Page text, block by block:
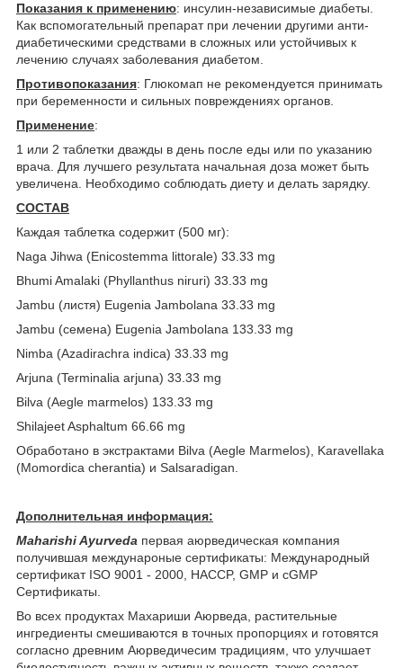
Показания к применению: инсулин-независимые диабеты.
Как вспомогательный препарат при лечении другими анти-
диабетическими средствами в сложных или устойчивых к
лечению случаях заболевания диабетом.
Противопоказания: Глюкомап не рекомендуется принимать
при беременности и сильных повреждениях органов.
Применение:
1 или 2 таблетки дважды в день после еды или по указанию
врача. Для лучшего результата начальная доза может быть
увеличена. Необходимо соблюдать диету и делать зарядку.
СОСТАВ
Каждая таблетка содержит (500 мг):
Naga Jihwa (Enicostemma littorale) 33.33 mg
Bhumi Amalaki (Phyllanthus niruri) 33.33 mg
Jambu (листя) Eugenia Jambolana 33.33 mg
Jambu (семена) Eugenia Jambolana 133.33 mg
Nimba (Azadirachra indica) 33.33 mg
Arjuna (Terminalia arjuna) 33.33 mg
Bilva (Aegle marmelos) 133.33 mg
Shilajeet Asphaltum 66.66 mg
Обработано в экстрактами Bilva (Aegle Marmelos), Karavellaka
(Momordica cherantia) и Salsaradigan.
Дополнительная информация:
Maharishi Ayurveda первая аюрведическая компания
получившая междунароные сертификаты: Международный
сертификат ISO 9001 - 2000, HACCP, GMP и cGMP
Сертификаты.
Во всех продуктах Махариши Аюрведа, растительные
ингредиенты смешиваются в точных пропорциях и готовятся
согласно древним Аюрведичесим традициям, что улучшает